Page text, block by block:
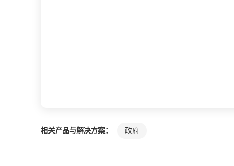
相关产品与解决方案： 政府